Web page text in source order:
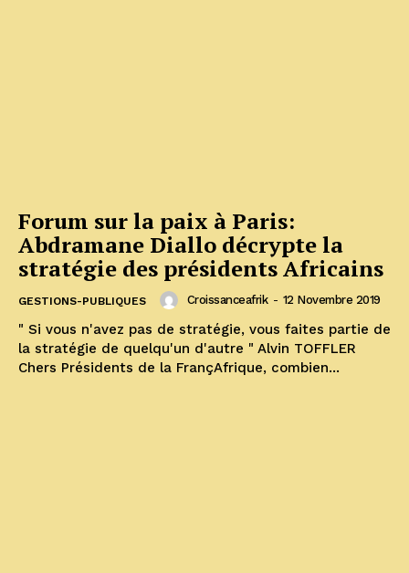
Forum sur la paix à Paris:
Abdramane Diallo décrypte la
stratégie des présidents Africains
GESTIONS-PUBLIQUES Croissanceafrik - 12 Novembre 2019
" Si vous n'avez pas de stratégie, vous faites partie de
la stratégie de quelqu'un d'autre " Alvin TOFFLER
Chers Présidents de la FrançAfrique, combien...